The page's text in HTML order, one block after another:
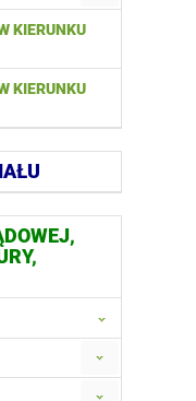
KIERUNKU
KIERUNKU